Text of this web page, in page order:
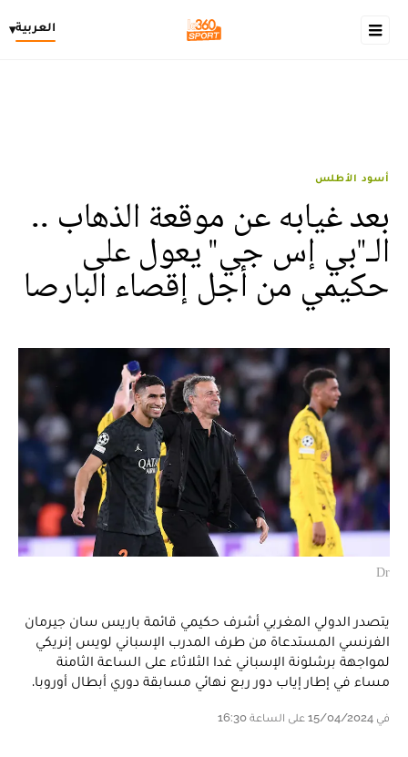
العربية▾
أسود الأطلس
بعد غيابه عن موقعة الذهاب ..
الـ"بي إس جي" يعول على
حكيمي من أجل إقصاء البارصا
Dr
يتصدر الدولي المغربي أشرف حكيمي قائمة باريس سان جيرمان
الفرنسي المستدعاة من طرف المدرب الإسباني لويس إنريكي
لمواجهة برشلونة الإسباني غدا الثلاثاء على الساعة الثامنة
مساء في إطار إياب دور ربع نهائي مسابقة دوري أبطال أوروبا.
في 15/04/2024 على الساعة 16:30